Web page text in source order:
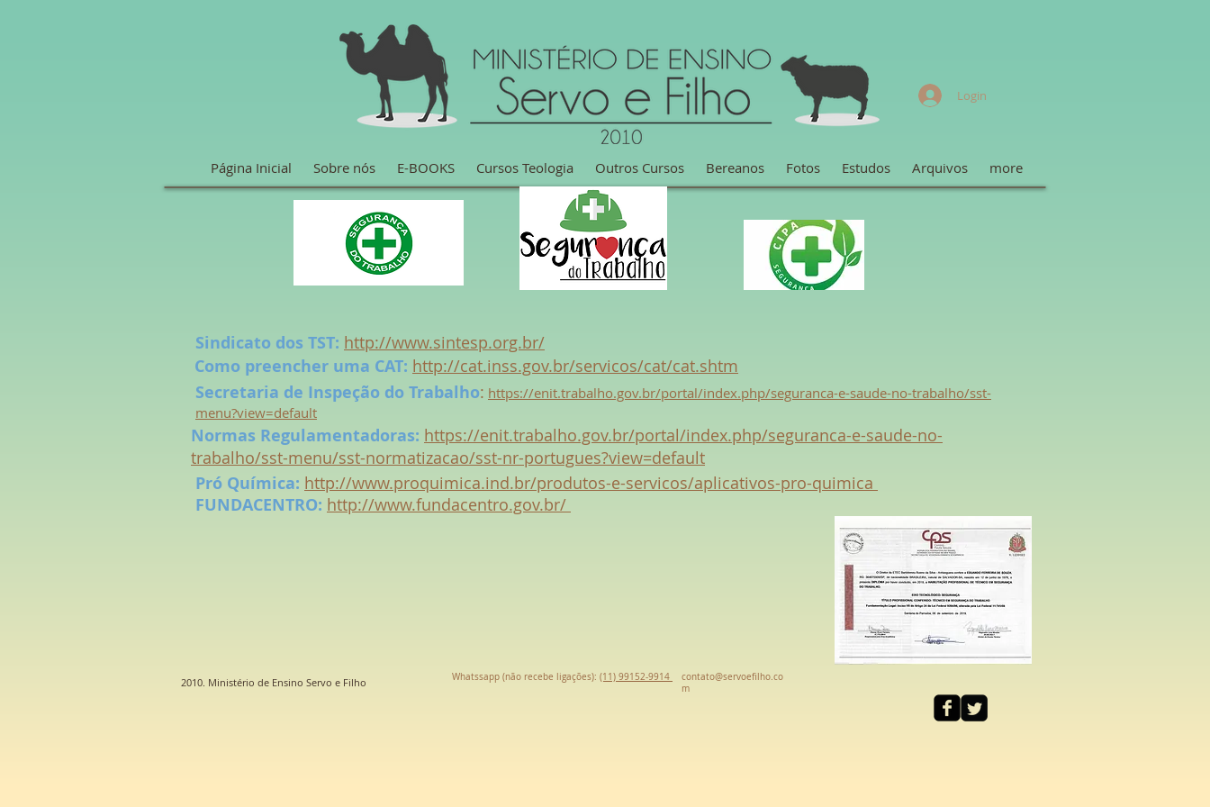
Página Inicial Sobre nós E-BOOKS Cursos Teologia Outros Cursos Bereanos Fotos Estudos Arquivos more
Login
Sindicato dos TST: http://www.sintesp.org.br/
Como preencher uma CAT: http://cat.inss.gov.br/servicos/cat/cat.shtm
Secretaria de Inspeção do Trabalho: https://enit.trabalho.gov.br/portal/index.php/seguranca-e-saude-no-trabalho/sst-
menu?view=default
Normas Regulamentadoras: https://enit.trabalho.gov.br/portal/index.php/seguranca-e-saude-no-
trabalho/sst-menu/sst-normatizacao/sst-nr-portugues?view=default
Pró Química: http://www.proquimica.ind.br/produtos-e-servicos/aplicativos-pro-quimica
FUNDACENTRO: http://www.fundacentro.gov.br/
2010. Ministério de Ensino Servo e Filho Whatssapp (não recebe ligações): (11) 99152-9914
contato@servoefilho.co
m